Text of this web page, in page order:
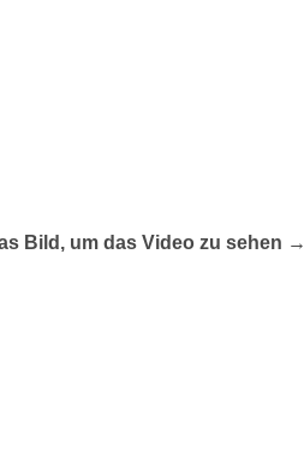
Bild, um das Video zu sehen →